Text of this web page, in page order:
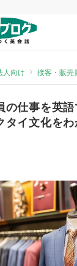
人向け 接客・販売
の仕事を英
イ文化をわ